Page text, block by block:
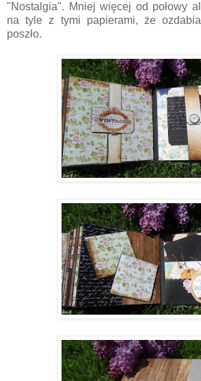
"Nostalgia". Mniej więcej od połowy
na tyle z tymi papierami, że
poszło.